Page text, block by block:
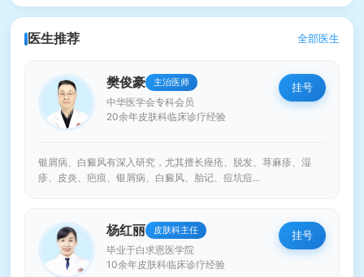
医生推荐 全部医生
樊俊豪 主治医师
中华医学会专科会员
20余年皮肤科临床诊疗经验
挂号
银屑病、白癜风有深入研究，尤其擅长痤疮、脱发、荨麻疹、湿
疹、皮炎、疤痕、银屑病、白癜风、胎记、痘坑痘...
杨红丽 皮肤科主任
毕业于白求恩医学院
10余年皮肤科临床诊疗经验
挂号